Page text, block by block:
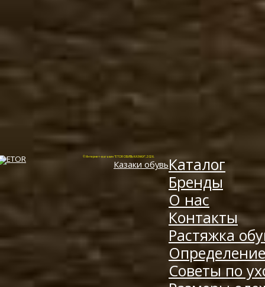
© Интернет-магазин "ETOR ОБУВЬ КАЗАКИ", 2026.
Казаки обувьКаталог
Бренды
О нас
Контакты
Растяжка
Советы по